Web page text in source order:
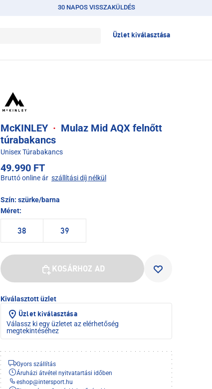
30 NAPOS VISSZAKÜLDÉS
Üzlet kiválasztása
McKINLEY · Mulaz Mid AQX felnőtt
túrabakancs
Unisex Túrabakancs
49.990 FT
Bruttó online ár szállítási díj nélkül
Szín: szürke/barna
Méret:
38 39
KOSÁRHOZ AD
Kiválasztott üzlet
Üzlet kiválasztása
Válassz ki egy üzletet az elérhetőség
megtekintéséhez
Gyors szállítás
Áruházi átvétel nyitvatartási időben
eshop@intersport.hu